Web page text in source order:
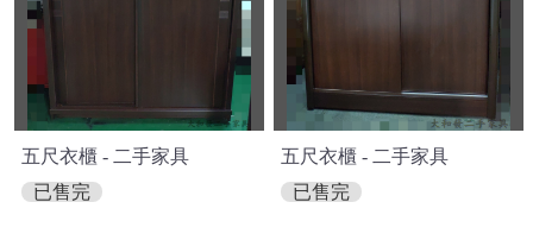
五尺衣櫃 - 二手家具
已售完
五尺衣櫃 - 二手家具
已售完